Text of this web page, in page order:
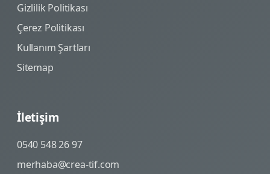
Gizlilik Politikası
Çerez Politikası
Kullanım Şartları
Sitemap
İletişim
0540 548 26 97
merhaba@crea-tif.com